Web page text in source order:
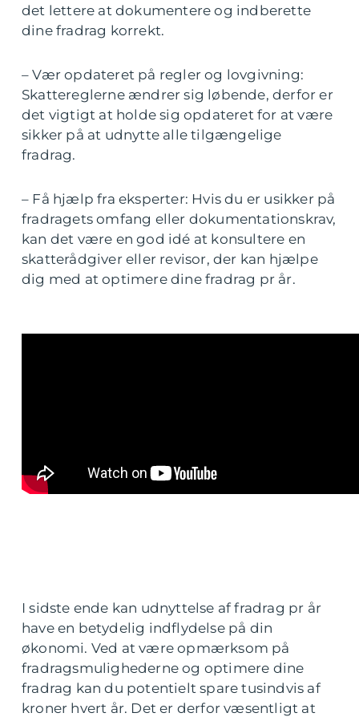
det lettere at dokumentere og indberette
dine fradrag korrekt.
– Vær opdateret på regler og lovgivning:
Skattereglerne ændrer sig løbende, derfor er
det vigtigt at holde sig opdateret for at være
sikker på at udnytte alle tilgængelige
fradrag.
– Få hjælp fra eksperter: Hvis du er usikker på
fradragets omfang eller dokumentationskrav,
kan det være en god idé at konsultere en
skatterådgiver eller revisor, der kan hjælpe
dig med at optimere dine fradrag pr år.
I sidste ende kan udnyttelse af fradrag pr år
have en betydelig indflydelse på din
økonomi. Ved at være opmærksom på
fradragsmulighederne og optimere dine
fradrag kan du potentielt spare tusindvis af
kroner hvert år. Det er derfor væsentligt at